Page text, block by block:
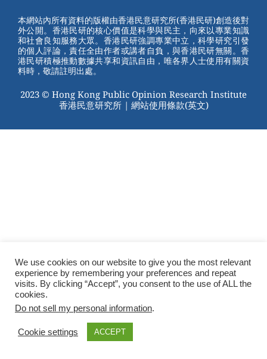
本網站內所有資料的版權由香港民意研究所(香港民研)創造後對
外公開。香港民研的核心價值是科學與民主，向來以專業知識
和社會良知服務大眾。香港民研強調專業中立，科學研究引發
的個人評論，責任全由作者或講者自負，與香港民研無關。香
港民研積極推動數據共享和資訊自由，唯各界人士使用有關資
料時，敬請註明出處。
2023 © Hong Kong Public Opinion Research Institute
香港民意研究所 | 網站使用條款(英文)
We use cookies on our website to give you the most relevant
experience by remembering your preferences and repeat
visits. By clicking “Accept”, you consent to the use of ALL the
cookies.
Do not sell my personal information.
Cookie settings ACCEPT